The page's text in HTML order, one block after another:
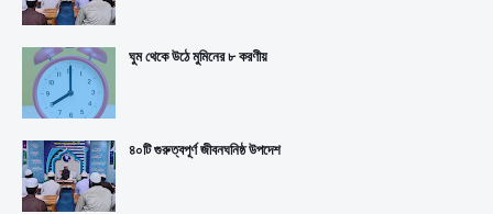
ঘুম থেকে উঠে মুমিনের ৮ করণীয়
৪০টি গুরুত্বপূর্ণ জীবনঘনিষ্ঠ উপদেশ